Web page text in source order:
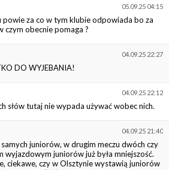
05.09.25 04:15
powie za co w tym klubie odpowiada bo za
czym obecnie pomaga ?
04.09.25 22:27
DO WYJEBANIA!
04.09.25 22:12
słów tutaj nie wypada używać wobec nich.
04.09.25 21:40
juniorów, w drugim meczu dwóch czy
wyjazdowym juniorów już była mniejszość.
ciekawe, czy w Olsztynie wystawią juniorów